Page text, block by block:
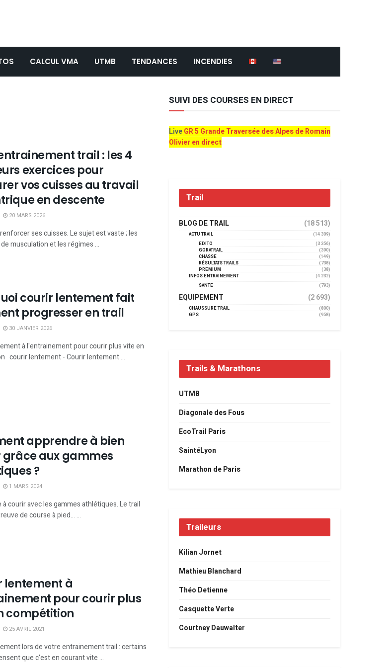
CALCUL VMA UTMB TENDANCES INCENDIES
trail : les 4
exercices pour
vos cuisses au travail
en descente
20 MARS 2026
ses cuisses. Le sujet est vaste ; les
musculation et les régimes ...
courir lentement fait
progresser en trail
30 JANVIER 2026
à l'entrainement pour courir plus vite en
courir lentement - Courir lentement ...
apprendre à bien
grâce aux gammes
?
1 MARS 2024
courir avec les gammes athlétiques. Le trail
de course à pied… ...
lentement à
pour courir plus
compétition
25 AVRIL 2021
lors de votre entrainement trail : certains
que c'est en courant vite ...
SUIVI DES COURSES EN DIRECT
LiveGR 5 Grande Traversée des Alpes de Romain
Olivier en direct
Trail
BLOG DE TRAIL (18 513)
ACTU TRAIL
(14 309)
EDITO
(3 356)
GORATRAIL
(390)
CHASSE
(149)
RÉSULTATS TRAILS
(738)
PREMIUM
(38)
INFOS ENTRAINEMENT
(4 232)
SANTÉ
(793)
EQUIPEMENT (2 693)
CHAUSSURE TRAIL
(800)
GPS
(958)
Trails & Marathons
UTMB
Diagonale des Fous
EcoTrail Paris
SaintéLyon
Marathon de Paris
Traileurs
Kilian Jornet
Mathieu Blanchard
Théo Detienne
Casquette Verte
Courtney Dauwalter